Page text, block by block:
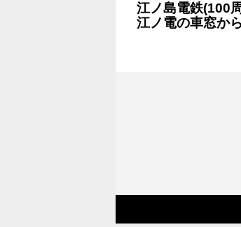
江ノ島電鉄(100
江ノ電の車窓から